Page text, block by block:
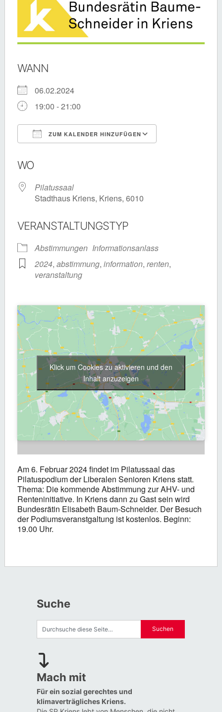
WANN
06.02.2024
19:00 - 21:00
ZUM KALENDER HINZUFÜGEN
WO
Pilatussaal
Stadthaus Kriens, Kriens, 6010
VERANSTALTUNGSTYP
Abstimmungen Informationsanlass
2024, abstimmung, information, renten,
veranstaltung
Klick um Cookies zu aktivieren und den
Inhalt anzuzeigen
Am 6. Februar 2024 findet im Pilatussaal das
Pilatuspodium der Liberalen Senioren Kriens statt.
Thema: Die kommende Abstimmung zur AHV- und
Renteninitiative. In Kriens dann zu Gast sein wird
Bundesrätin Elisabeth Baum-Schneider. Der Besuch
der Podiumsveranstgaltung ist kostenlos. Beginn:
19.00 Uhr.
Suche
Mach mit
Für ein sozial gerechtes und
klimaverträgliches Kriens.